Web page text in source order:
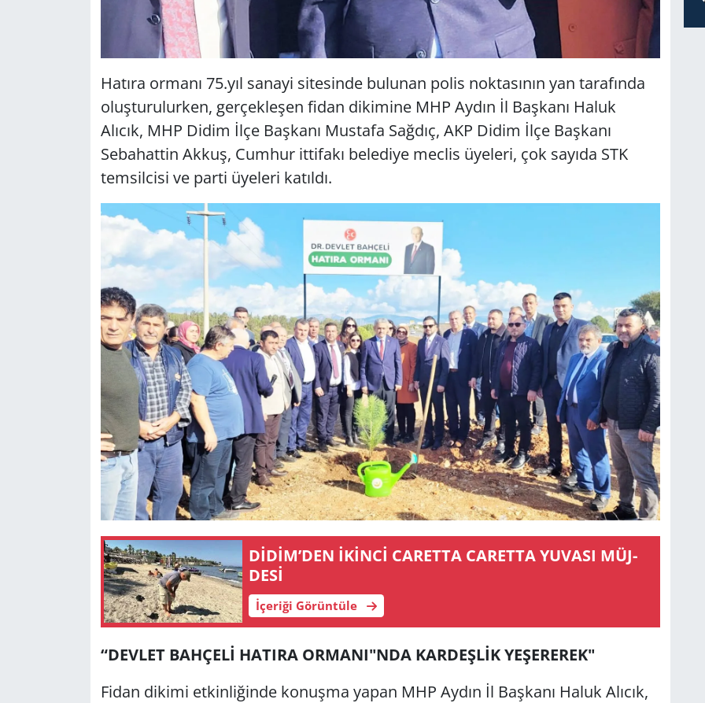
Hatıra ormanı 75.yıl sanayi sitesinde bulunan polis noktasının yan tarafında
oluşturulurken, gerçekleşen fidan dikimine MHP Aydın İl Başkanı Haluk
Alıcık, MHP Didim İlçe Başkanı Mustafa Sağdıç, AKP Didim İlçe Başkanı
Sebahattin Akkuş, Cumhur ittifakı belediye meclis üyeleri, çok sayıda STK
temsilcisi ve parti üyeleri katıldı.
DİDİM’DEN İKİNCİ CA­RET­TA CA­RET­TA YU­VA­SI MÜJ­
DESİ
İçeriği Görüntüle
“DEVLET BAHÇELİ HATIRA ORMANI"NDA KARDEŞLİK YEŞEREREK"
Fidan dikimi etkinliğinde konuşma yapan MHP Aydın İl Başkanı Haluk Alıcık,